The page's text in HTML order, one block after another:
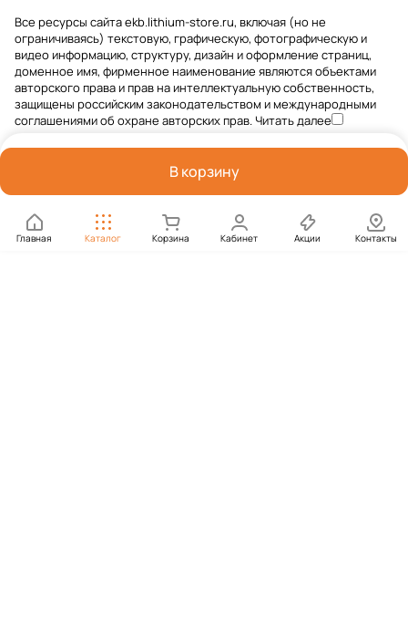
В корзину
Главная Каталог Корзина Кабинет Акции Контакты
Все ресурсы сайта ekb.lithium-store.ru, включая (но не
ограничиваясь) текстовую, графическую, фотографическую и
видео информацию, структуру, дизайн и оформление страниц,
доменное имя, фирменное наименование являются объектами
авторского права и прав на интеллектуальную собственность,
защищены российским законодательством и международными
соглашениями об охране авторских прав.Читать далее